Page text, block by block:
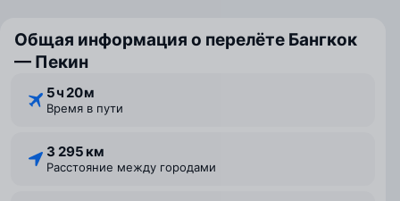
Общая информация о перелёте Бангкок
— Пекин
5 ⁠ч 20 ⁠м
Время в пути
3 295 км
Расстояние между городами